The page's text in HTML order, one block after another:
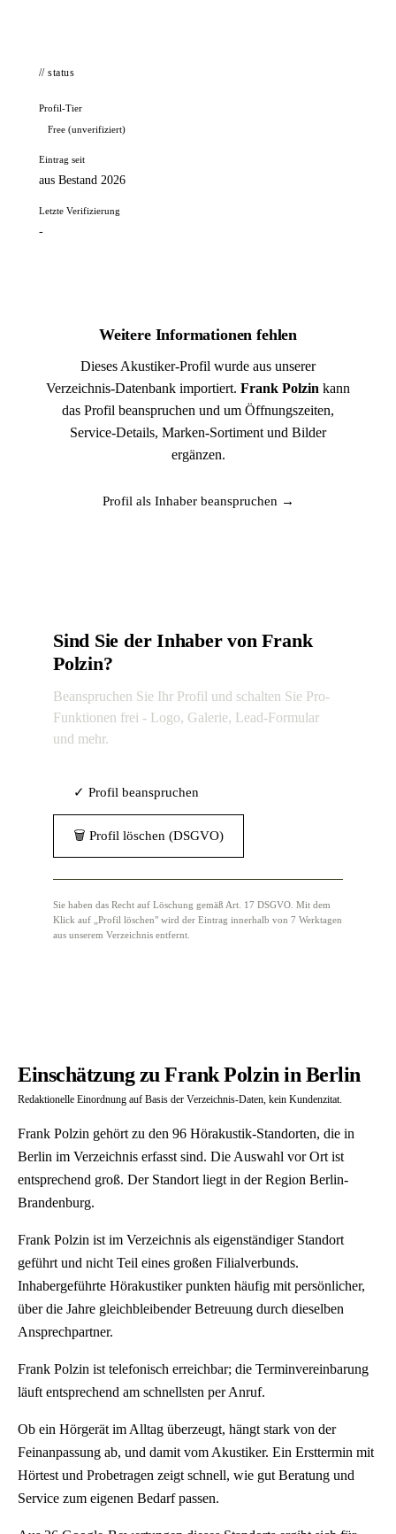
// status
Profil-Tier
Free (unverifiziert)
Eintrag seit
aus Bestand 2026
Letzte Verifizierung
-
Weitere Informationen fehlen
Dieses Akustiker-Profil wurde aus unserer
Verzeichnis-Datenbank importiert. Frank Polzin kann
das Profil beanspruchen und um Öffnungszeiten,
Service-Details, Marken-Sortiment und Bilder
ergänzen.
Profil als Inhaber beanspruchen →
Sind Sie der Inhaber von Frank
Polzin?
Beanspruchen Sie Ihr Profil und schalten Sie Pro-
Funktionen frei - Logo, Galerie, Lead-Formular
und mehr.
✓ Profil beanspruchen
🗑 Profil löschen (DSGVO)
Sie haben das Recht auf Löschung gemäß Art. 17 DSGVO. Mit dem
Klick auf „Profil löschen" wird der Eintrag innerhalb von 7 Werktagen
aus unserem Verzeichnis entfernt.
Einschätzung zu Frank Polzin in Berlin
Redaktionelle Einordnung auf Basis der Verzeichnis-Daten, kein Kundenzitat.
Frank Polzin gehört zu den 96 Hörakustik-Standorten, die in
Berlin im Verzeichnis erfasst sind. Die Auswahl vor Ort ist
entsprechend groß. Der Standort liegt in der Region Berlin-
Brandenburg.
Frank Polzin ist im Verzeichnis als eigenständiger Standort
geführt und nicht Teil eines großen Filialverbunds.
Inhabergeführte Hörakustiker punkten häufig mit persönlicher,
über die Jahre gleichbleibender Betreuung durch dieselben
Ansprechpartner.
Frank Polzin ist telefonisch erreichbar; die Terminvereinbarung
läuft entsprechend am schnellsten per Anruf.
Ob ein Hörgerät im Alltag überzeugt, hängt stark von der
Feinanpassung ab, und damit vom Akustiker. Ein Ersttermin mit
Hörtest und Probetragen zeigt schnell, wie gut Beratung und
Service zum eigenen Bedarf passen.